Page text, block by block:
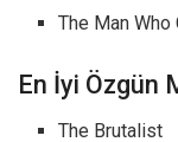
The Man
En İyi Özgün
The Brutalist